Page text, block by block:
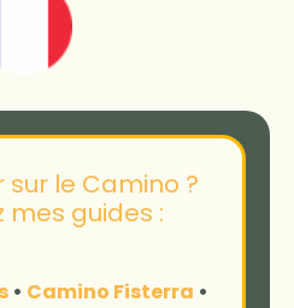
sur le Camino ?
mes guides :
• Camino Fisterra •